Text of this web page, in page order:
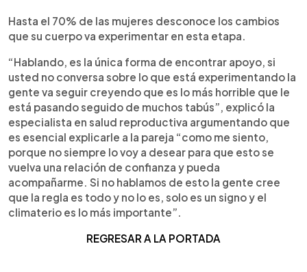
Hasta el 70% de las mujeres desconoce los cambios
que su cuerpo va experimentar en esta etapa.
“Hablando, es la única forma de encontrar apoyo, si
usted no conversa sobre lo que está experimentando la
gente va seguir creyendo que es lo más horrible que le
está pasando seguido de muchos tabús”, explicó la
especialista en salud reproductiva argumentando que
es esencial explicarle a la pareja “como me siento,
porque no siempre lo voy a desear para que esto se
vuelva una relación de confianza y pueda
acompañarme. Si no hablamos de esto la gente cree
que la regla es todo y no lo es, solo es un signo y el
climaterio es lo más importante”.
REGRESAR A LA PORTADA